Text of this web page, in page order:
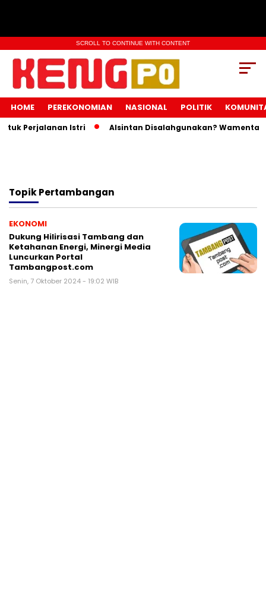
SCROLL TO CONTINUE WITH CONTENT
HOME PEREKONOMIAN NASIONAL POLITIK
Perjalanan Istri Alsintan Disalahgunakan? Wamentan
TopikPertambangan
EKONOMI
Dukung Hilirisasi Tambang dan
Ketahanan Energi, Minergi Media
Luncurkan Portal
Tambangpost.com
Senin, 7 Oktober 2024 - 19:02 WIB